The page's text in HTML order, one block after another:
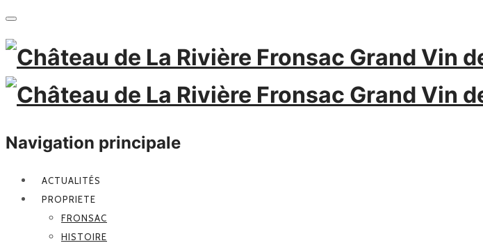
Navigation principale
ACTUALITÉS
PROPRIETE
FRONSAC
HISTOIRE